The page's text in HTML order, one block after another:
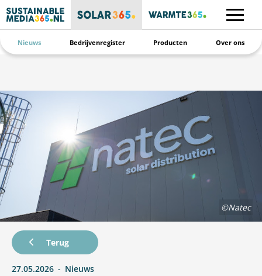
Nieuws Bedrijvenregister Producten Over ons
Terug
27.05.2026 Nieuws
©Natec